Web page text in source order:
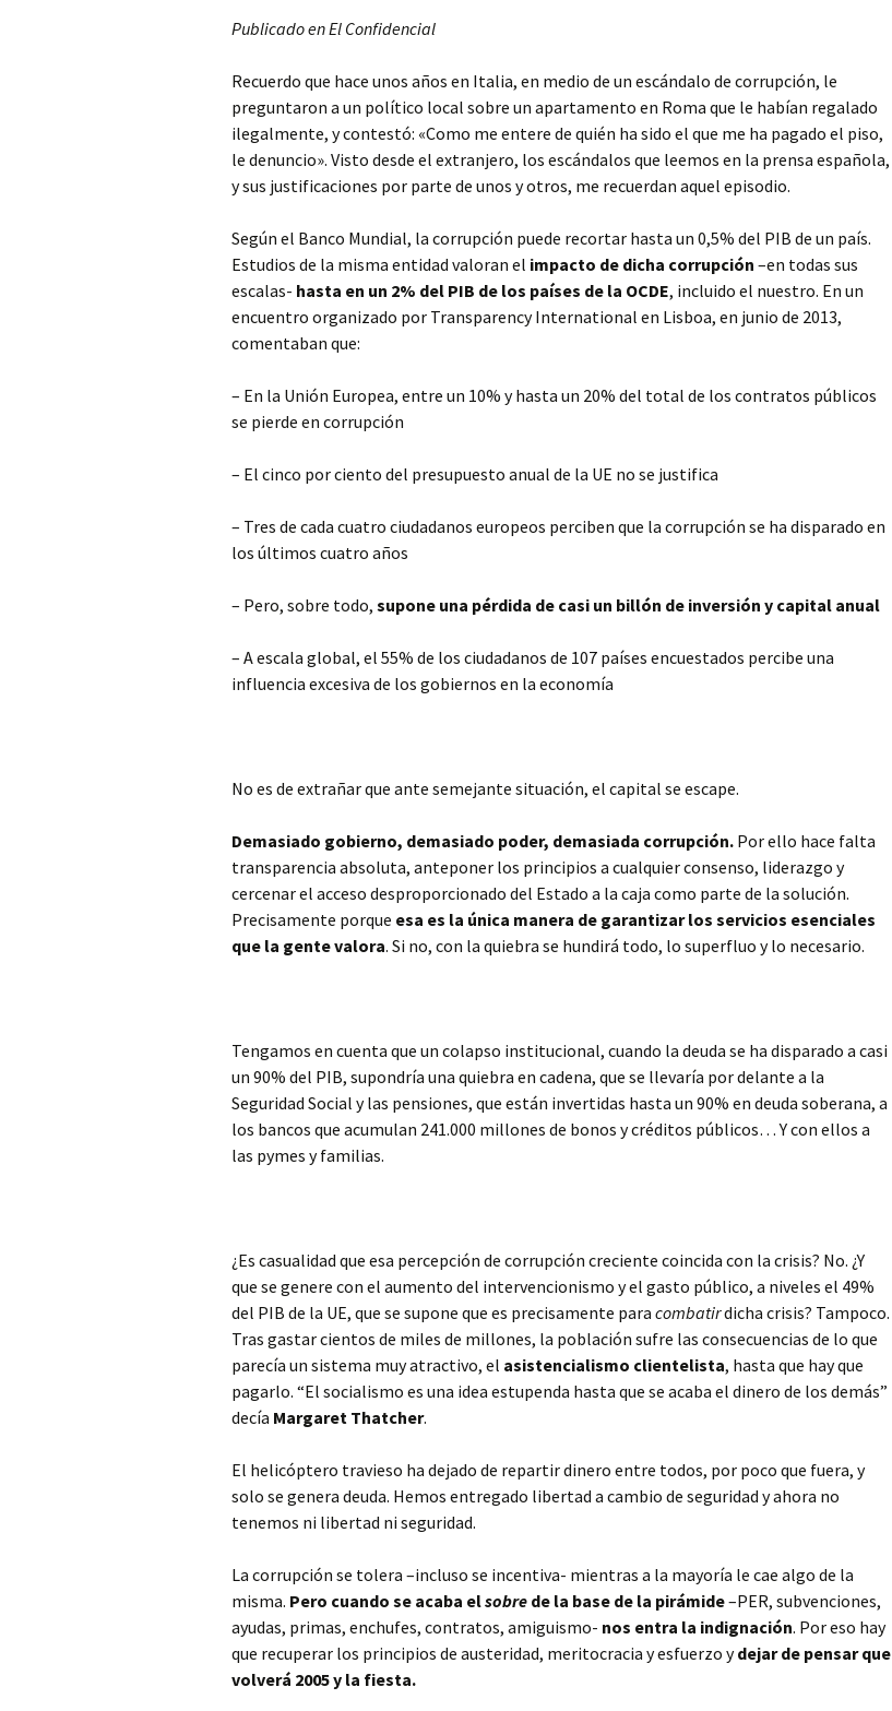
Publicado en El Confidencial
Recuerdo que hace unos años en Italia, en medio de un escándalo de corrupción, le
preguntaron a un político local sobre un apartamento en Roma que le habían regalado
ilegalmente, y contestó: «Como me entere de quién ha sido el que me ha pagado el piso,
le denuncio». Visto desde el extranjero, los escándalos que leemos en la prensa española,
y sus justificaciones por parte de unos y otros, me recuerdan aquel episodio.
Según el Banco Mundial, la corrupción puede recortar hasta un 0,5% del PIB de un país.
Estudios de la misma entidad valoran el impacto de dicha corrupción –en todas sus
escalas- hasta en un 2% del PIB de los países de la OCDE, incluido el nuestro. En un
encuentro organizado por Transparency International en Lisboa, en junio de 2013,
comentaban que:
– En la Unión Europea, entre un 10% y hasta un 20% del total de los contratos públicos
se pierde en corrupción
– El cinco por ciento del presupuesto anual de la UE no se justifica
– Tres de cada cuatro ciudadanos europeos perciben que la corrupción se ha disparado en
los últimos cuatro años
– Pero, sobre todo, supone una pérdida de casi un billón de inversión y capital anual
– A escala global, el 55% de los ciudadanos de 107 países encuestados percibe una
influencia excesiva de los gobiernos en la economía
No es de extrañar que ante semejante situación, el capital se escape.
Demasiado gobierno, demasiado poder, demasiada corrupción. Por ello hace falta
transparencia absoluta, anteponer los principios a cualquier consenso, liderazgo y
cercenar el acceso desproporcionado del Estado a la caja como parte de la solución.
Precisamente porque esa es la única manera de garantizar los servicios esenciales
que la gente valora. Si no, con la quiebra se hundirá todo, lo superfluo y lo necesario.
Tengamos en cuenta que un colapso institucional, cuando la deuda se ha disparado a casi
un 90% del PIB, supondría una quiebra en cadena, que se llevaría por delante a la
Seguridad Social y las pensiones, que están invertidas hasta un 90% en deuda soberana, a
los bancos que acumulan 241.000 millones de bonos y créditos públicos… Y con ellos a
las pymes y familias.
¿Es casualidad que esa percepción de corrupción creciente coincida con la crisis? No. ¿Y
que se genere con el aumento del intervencionismo y el gasto público, a niveles el 49%
del PIB de la UE, que se supone que es precisamente para combatirdicha crisis? Tampoco.
Tras gastar cientos de miles de millones, la población sufre las consecuencias de lo que
parecía un sistema muy atractivo, el asistencialismo clientelista, hasta que hay que
pagarlo. “El socialismo es una idea estupenda hasta que se acaba el dinero de los demás”
decía Margaret Thatcher.
El helicóptero travieso ha dejado de repartir dinero entre todos, por poco que fuera, y
solo se genera deuda. Hemos entregado libertad a cambio de seguridad y ahora no
tenemos ni libertad ni seguridad.
La corrupción se tolera –incluso se incentiva- mientras a la mayoría le cae algo de la
misma. Pero cuando se acaba elsobre de la base de la pirámide–PER, subvenciones,
ayudas, primas, enchufes, contratos, amiguismo- nos entra la indignación. Por eso hay
que recuperar los principios de austeridad, meritocracia y esfuerzo ydejar de pensar que
volverá 2005 y la fiesta.